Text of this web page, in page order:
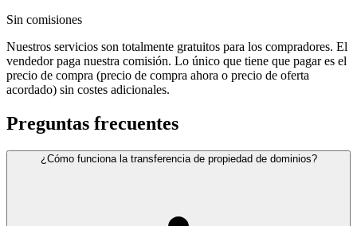
Sin comisiones
Nuestros servicios son totalmente gratuitos para los compradores. El
vendedor paga nuestra comisión. Lo único que tiene que pagar es el
precio de compra (precio de compra ahora o precio de oferta
acordado) sin costes adicionales.
Preguntas frecuentes
¿Cómo funciona la transferencia de propiedad de dominios?